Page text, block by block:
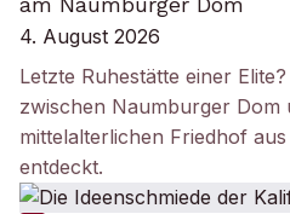
4. August 2026
Letzte Ruhestätte einer
zwischen Naumburger Dom
mittelalterlichen Friedhof
entdeckt.